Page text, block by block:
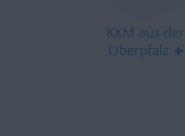
KXM aus der
Oberpfalz